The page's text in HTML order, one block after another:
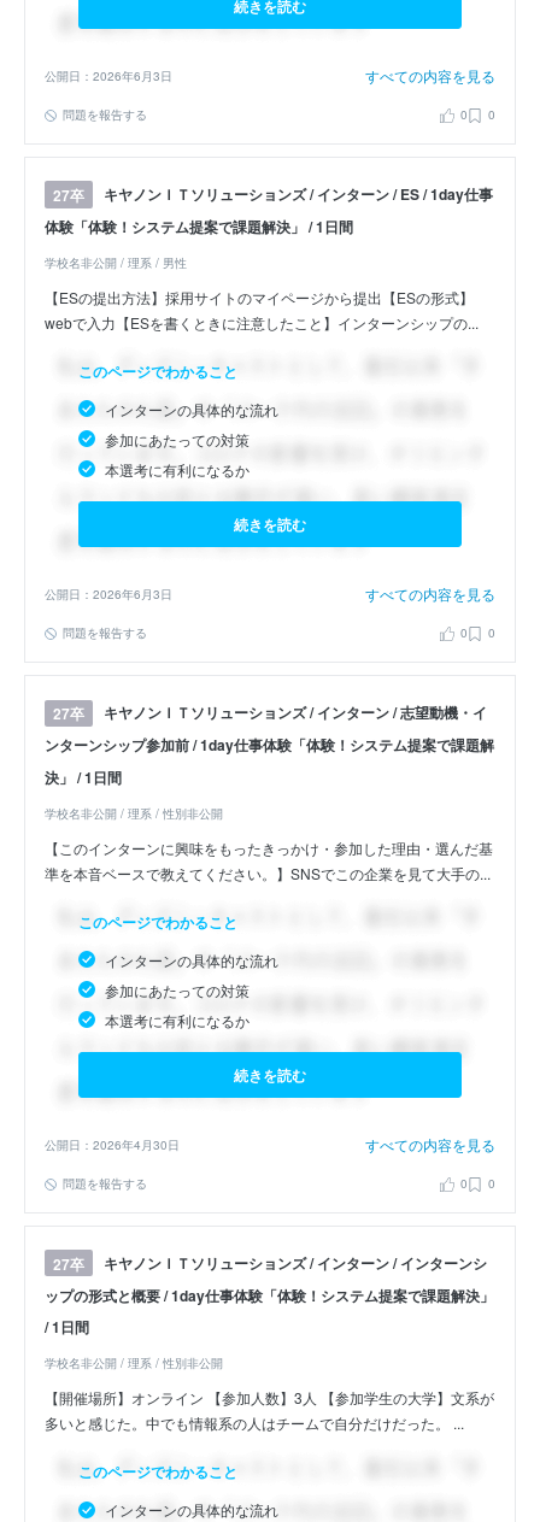
続きを読む
公開日：2026年6月3日 すべての内容を見る
問題を報告する 0 0
27卒
キヤノンＩＴソリューションズ / インターン / ES / 1day仕事
体験「体験！システム提案で課題解決」 / 1日間
学校名非公開 / 理系 / 男性
【ESの提出方法】採用サイトのマイページから提出【ESの形式】
webで入力【ESを書くときに注意したこと】インターンシップの...
このページでわかること
インターンの具体的な流れ
参加にあたっての対策
本選考に有利になるか
続きを読む
公開日：2026年6月3日 すべての内容を見る
問題を報告する 0 0
27卒
キヤノンＩＴソリューションズ / インターン / 志望動機・イ
ンターンシップ参加前 / 1day仕事体験「体験！システム提案で課題解
決」 / 1日間
学校名非公開 / 理系 / 性別非公開
【このインターンに興味をもったきっかけ・参加した理由・選んだ基
準を本音ベースで教えてください。】SNSでこの企業を見て大手の...
このページでわかること
インターンの具体的な流れ
参加にあたっての対策
本選考に有利になるか
続きを読む
公開日：2026年4月30日 すべての内容を見る
問題を報告する 0 0
27卒
キヤノンＩＴソリューションズ / インターン / インターンシ
ップの形式と概要 / 1day仕事体験「体験！システム提案で課題解決」
/ 1日間
学校名非公開 / 理系 / 性別非公開
【開催場所】オンライン 【参加人数】3人 【参加学生の大学】文系が
多いと感じた。中でも情報系の人はチームで自分だけだった。 ...
このページでわかること
インターンの具体的な流れ